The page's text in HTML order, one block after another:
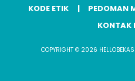
KODE ETIK
PEDOMAN
KONTAK
COPYRIGHT © 2026